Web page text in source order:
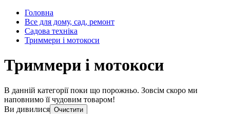
Головна
Все для дому, сад, ремонт
Садова техніка
Триммери і мотокоси
Триммери і мотокоси
В данній категорії поки що порожньо. Зовсім скоро ми
наповнимо її чудовим товаром!
Ви дивилися Очистити